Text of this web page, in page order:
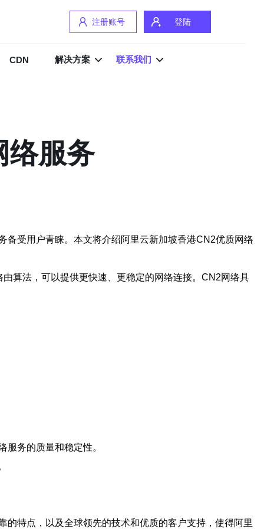
注册账号 登陆
CDN 解决方案 联系我们
络服务
备受用户青睐。本文将介绍阿里云新加坡香港CN2优质网络
算法，可以提供更快速、更稳定的网络连接。CN2网络具
务的质量和稳定性。
特点，以及全球领先的技术和优质的客户支持，使得阿里